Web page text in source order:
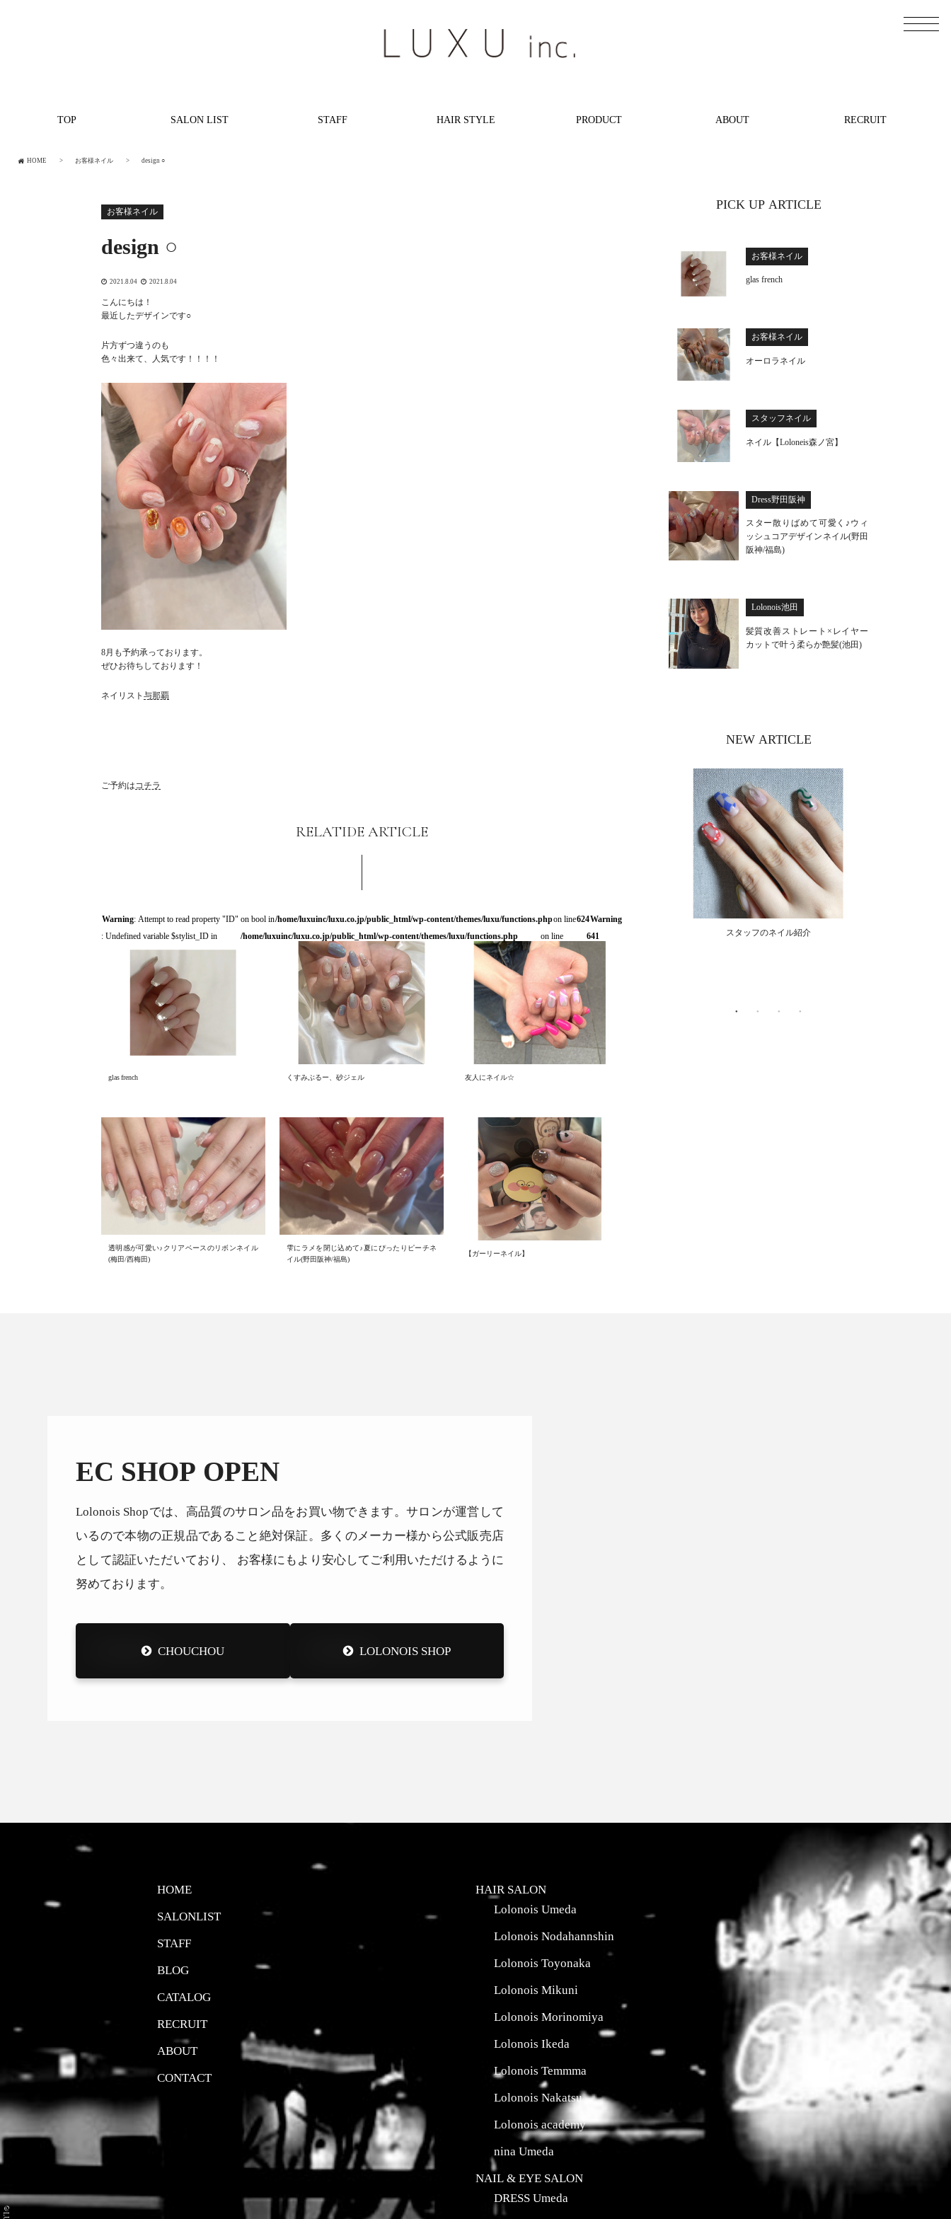
TOP SALON LIST STAFF HAIR STYLE PRODUCT ABOUT RECRUIT
HOME お客様ネイル design ○
お客様ネイル
design ○
2021.8.04 2021.8.04
こんにちは！
最近したデザインです○
片方ずつ違うのも
色々出来て、人気です！！！！
8月も予約承っております。
ぜひお待ちしております！
ネイリスト 与那覇
ご予約はコチラ
RELATIDE ARTICLE
Warning: Attempt to read property "ID" on bool in/home/luxuinc/luxu.co.jp/public_html/wp-content/themes/luxu/functions.phpon line624Warning
: Undefined variable $stylist_ID in
/home/luxuinc/luxu.co.jp/public_html/wp-content/themes/luxu/functions.php on line 641
glas french くすみぶるー、砂ジェル 友人にネイル☆
透明感が可愛い♪クリアベースのリボンネイル
(梅田/西梅田)
雫にラメを閉じ込めて♪夏にぴったりピーチネ
イル(野田阪神/福島)
【ガーリーネイル】
PICK UP ARTICLE
お客様ネイル
glas french
お客様ネイル
オーロラネイル
スタッフネイル
ネイル【Loloneis森ノ宮】
Dress野田阪神
スター散りばめて可愛く♪ウィ
ッシュコアデザインネイル(野田
阪神/福島)
Lolonois池田
髪質改善ストレート×レイヤー
カットで叶う柔らか艶髪(池田)
NEW ARTICLE
brown ○ スタッフのネイル紹介
EC SHOP OPEN
Lolonois Shopでは、高品質のサロン品をお買い物できます。サロンが運営して
いるので本物の正規品であること絶対保証。多くのメーカー様から公式販売店
として認証いただいており、 お客様にもより安心してご利用いただけるように
努めております。
CHOUCHOU LOLONOIS SHOP
HOME
SALONLIST
STAFF
BLOG
CATALOG
RECRUIT
ABOUT
CONTACT
HAIR SALON
Lolonois Umeda
Lolonois Nodahannshin
Lolonois Toyonaka
Lolonois Mikuni
Lolonois Morinomiya
Lolonois Ikeda
Lolonois Temmma
Lolonois Nakatsu
Lolonois academy
nina Umeda
NAIL & EYE SALON
DRESS Umeda